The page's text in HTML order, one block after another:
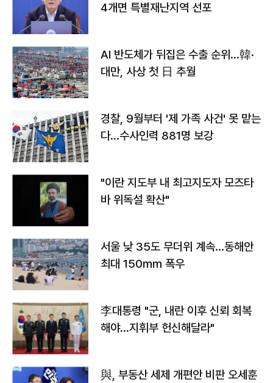
4개면 특별재난지역 선포
AI 반도체가 뒤집은 수출 순위…韓·
대만, 사상 첫 日 추월
경찰, 9월부터 '제 가족 사건' 못 맡는
다…수사인력 881명 보강
"이란 지도부 내 최고지도자 모즈타
바 위독설 확산"
서울 낮 35도 무더위 계속…동해안
최대 150㎜ 폭우
李대통령 "군, 내란 이후 신뢰 회복
해야…지휘부 헌신해달라"
與, 부동산 세제 개편안 비판 오세훈